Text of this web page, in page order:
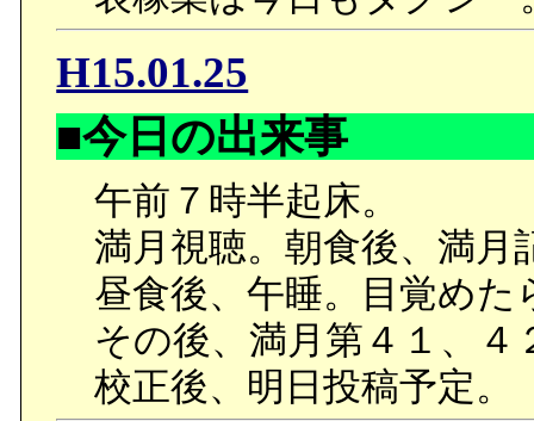
H15.01.25
■今日の出来事
午前７時半起床。
満月視聴。朝食後、満月
昼食後、午睡。目覚めた
その後、満月第４１、４
校正後、明日投稿予定。